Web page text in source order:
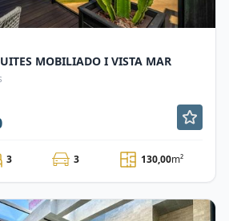
MOBILIADO I VISTA MAR
3 3 130,00m²